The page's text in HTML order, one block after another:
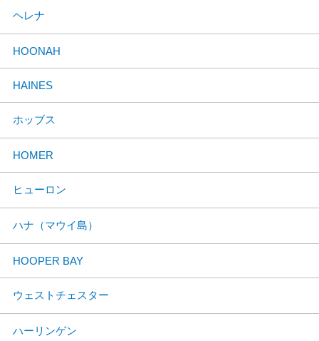
ヘレナ
HOONAH
HAINES
ホッブス
HOMER
ヒューロン
ハナ（マウイ島）
HOOPER BAY
ウェストチェスター
ハーリンゲン